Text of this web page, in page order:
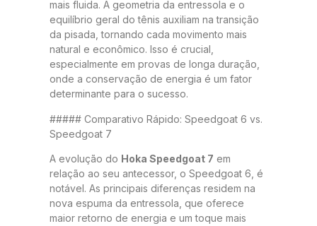
mais fluida. A geometria da entressola e o
equilíbrio geral do tênis auxiliam na transição
da pisada, tornando cada movimento mais
natural e econômico. Isso é crucial,
especialmente em provas de longa duração,
onde a conservação de energia é um fator
determinante para o sucesso.
##### Comparativo Rápido: Speedgoat 6 vs.
Speedgoat 7
A evolução do Hoka Speedgoat 7 em
relação ao seu antecessor, o Speedgoat 6, é
notável. As principais diferenças residem na
nova espuma da entressola, que oferece
maior retorno de energia e um toque mais